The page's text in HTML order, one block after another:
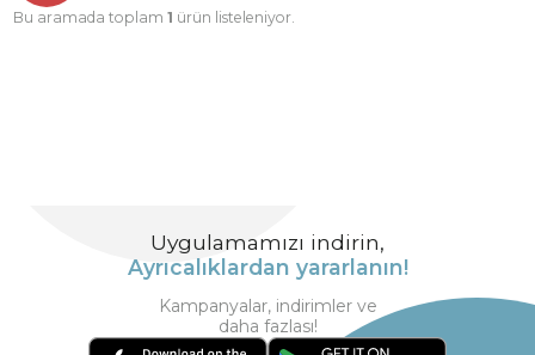
Bu aramada toplam 1 ürün listeleniyor.
Uygulamamızı indirin,
Ayrıcalıklardan yararlanın!
Kampanyalar, indirimler ve
daha fazlası!